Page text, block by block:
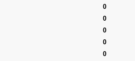
0
0
0
0
0